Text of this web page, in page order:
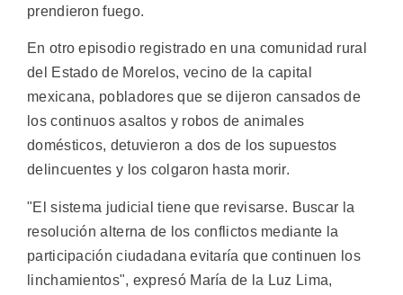
prendieron fuego.
En otro episodio registrado en una comunidad rural
del Estado de Morelos, vecino de la capital
mexicana, pobladores que se dijeron cansados de
los continuos asaltos y robos de animales
domésticos, detuvieron a dos de los supuestos
delincuentes y los colgaron hasta morir.
"El sistema judicial tiene que revisarse. Buscar la
resolución alterna de los conflictos mediante la
participación ciudadana evitaría que continuen los
linchamientos", expresó María de la Luz Lima,